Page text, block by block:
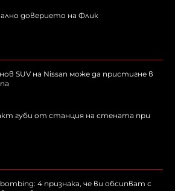
доверието на Флик
SUV на Nissan може да пристигне в
губи от станция на стената при
4 признака, че ви обсипват с